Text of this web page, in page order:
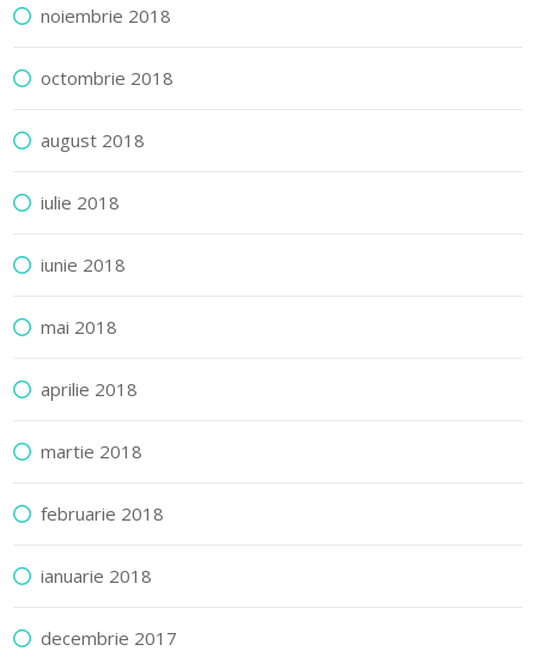
noiembrie 2018
octombrie 2018
august 2018
iulie 2018
iunie 2018
mai 2018
aprilie 2018
martie 2018
februarie 2018
ianuarie 2018
decembrie 2017